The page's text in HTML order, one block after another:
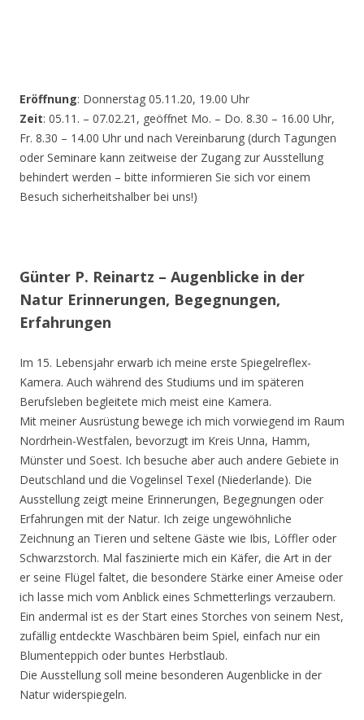
Eröffnung: Donnerstag 05.11.20, 19.00 Uhr
Zeit: 05.11. – 07.02.21, geöffnet Mo. – Do. 8.30 – 16.00 Uhr,
Fr. 8.30 – 14.00 Uhr und nach Vereinbarung (durch Tagungen
oder Seminare kann zeitweise der Zugang zur Ausstellung
behindert werden – bitte informieren Sie sich vor einem
Besuch sicherheitshalber bei uns!)
Günter P. Reinartz – Augenblicke in der
Natur Erinnerungen, Begegnungen,
Erfahrungen
Im 15. Lebensjahr erwarb ich meine erste Spiegelreflex-
Kamera. Auch während des Studiums und im späteren
Berufsleben begleitete mich meist eine Kamera.
Mit meiner Ausrüstung bewege ich mich vorwiegend im Raum
Nordrhein-Westfalen, bevorzugt im Kreis Unna, Hamm,
Münster und Soest. Ich besuche aber auch andere Gebiete in
Deutschland und die Vogelinsel Texel (Niederlande). Die
Ausstellung zeigt meine Erinnerungen, Begegnungen oder
Erfahrungen mit der Natur. Ich zeige ungewöhnliche
Zeichnung an Tieren und seltene Gäste wie Ibis, Löffler oder
Schwarzstorch. Mal faszinierte mich ein Käfer, die Art in der
er seine Flügel faltet, die besondere Stärke einer Ameise oder
ich lasse mich vom Anblick eines Schmetterlings verzaubern.
Ein andermal ist es der Start eines Storches von seinem Nest,
zufällig entdeckte Waschbären beim Spiel, einfach nur ein
Blumenteppich oder buntes Herbstlaub.
Die Ausstellung soll meine besonderen Augenblicke in der
Natur widerspiegeln.